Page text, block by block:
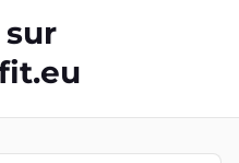
sur